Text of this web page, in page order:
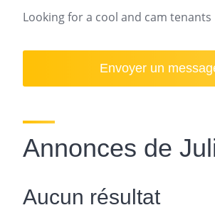
Looking for a cool and cam tenants
Envoyer un
Annonces de
Aucun résultat